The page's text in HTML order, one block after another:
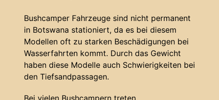
Bushcamper Fahrzeuge sind nicht permanent
in Botswana stationiert, da es bei diesem
Modellen oft zu starken Beschädigungen bei
Wasserfahrten kommt. Durch das Gewicht
haben diese Modelle auch Schwierigkeiten bei
den Tiefsandpassagen.
Bei vielen Bushcampern treten